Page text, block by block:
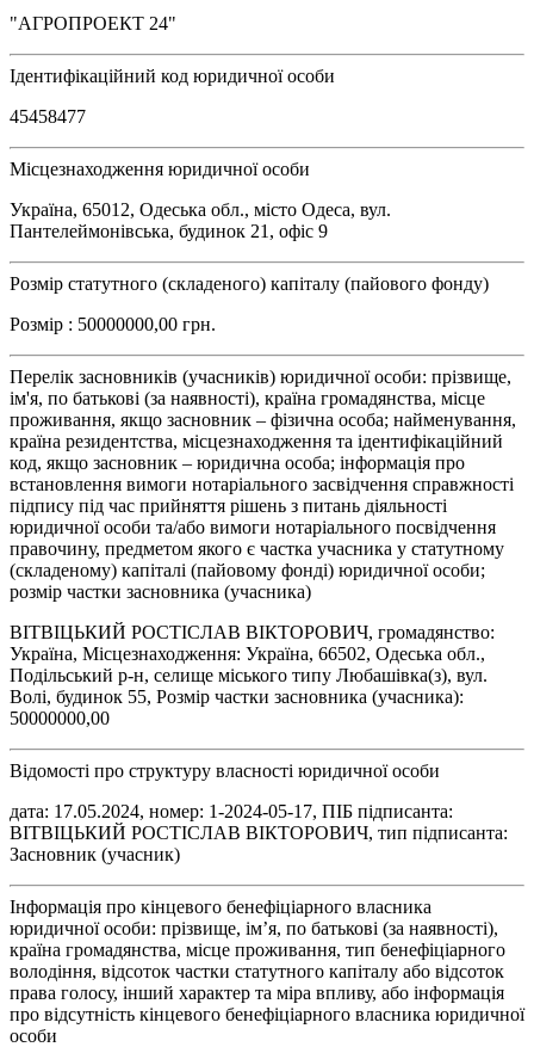
"АГРОПРОЕКТ 24"
Ідентифікаційний код юридичної особи
45458477
Місцезнаходження юридичної особи
Україна, 65012, Одеська обл., місто Одеса, вул.
Пантелеймонівська, будинок 21, офіс 9
Розмір статутного (складеного) капіталу (пайового фонду)
Розмір : 50000000,00 грн.
Перелік засновників (учасників) юридичної особи: прізвище,
ім'я, по батькові (за наявності), країна громадянства, місце
проживання, якщо засновник – фізична особа; найменування,
країна резидентства, місцезнаходження та ідентифікаційний
код, якщо засновник – юридична особа; інформація про
встановлення вимоги нотаріального засвідчення справжності
підпису під час прийняття рішень з питань діяльності
юридичної особи та/або вимоги нотаріального посвідчення
правочину, предметом якого є частка учасника у статутному
(складеному) капіталі (пайовому фонді) юридичної особи;
розмір частки засновника (учасника)
ВІТВІЦЬКИЙ РОСТІСЛАВ ВІКТОРОВИЧ, громадянство:
Україна, Місцезнаходження: Україна, 66502, Одеська обл.,
Подільський р-н, селище міського типу Любашівка(з), вул.
Волі, будинок 55, Розмір частки засновника (учасника):
50000000,00
Відомості про структуру власності юридичної особи
дата: 17.05.2024, номер: 1-2024-05-17, ПІБ підписанта:
ВІТВІЦЬКИЙ РОСТІСЛАВ ВІКТОРОВИЧ, тип підписанта:
Засновник (учасник)
Інформація про кінцевого бенефіціарного власника
юридичної особи: прізвище, ім’я, по батькові (за наявності),
країна громадянства, місце проживання, тип бенефіціарного
володіння, відсоток частки статутного капіталу або відсоток
права голосу, інший характер та міра впливу, або інформація
про відсутність кінцевого бенефіціарного власника юридичної
особи